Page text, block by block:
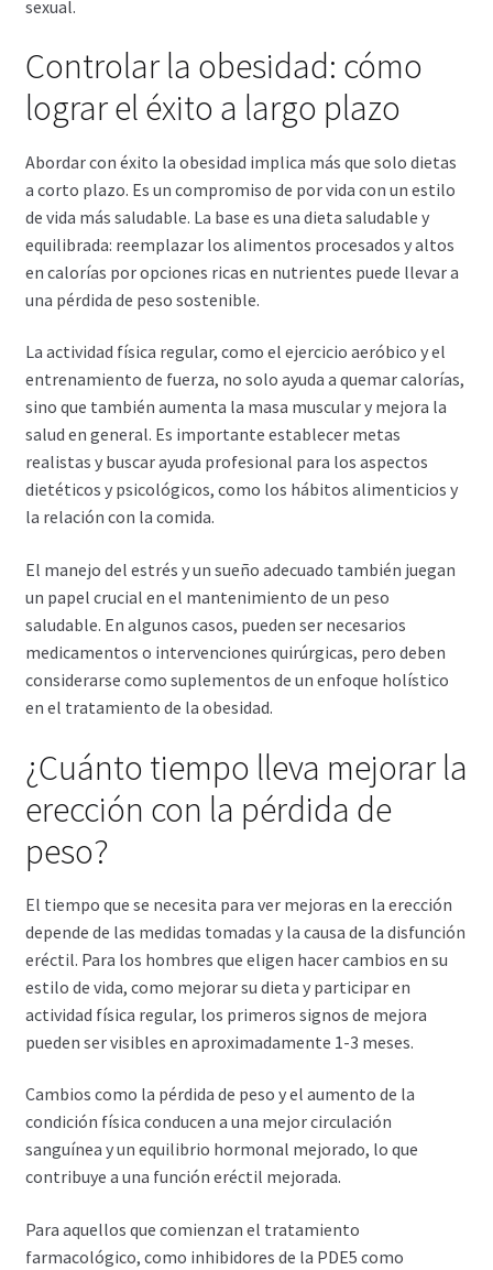
sexual.
Controlar la obesidad: cómo
lograr el éxito a largo plazo
Abordar con éxito la obesidad implica más que solo dietas
a corto plazo. Es un compromiso de por vida con un estilo
de vida más saludable. La base es una dieta saludable y
equilibrada: reemplazar los alimentos procesados y altos
en calorías por opciones ricas en nutrientes puede llevar a
una pérdida de peso sostenible.
La actividad física regular, como el ejercicio aeróbico y el
entrenamiento de fuerza, no solo ayuda a quemar calorías,
sino que también aumenta la masa muscular y mejora la
salud en general. Es importante establecer metas
realistas y buscar ayuda profesional para los aspectos
dietéticos y psicológicos, como los hábitos alimenticios y
la relación con la comida.
El manejo del estrés y un sueño adecuado también juegan
un papel crucial en el mantenimiento de un peso
saludable. En algunos casos, pueden ser necesarios
medicamentos o intervenciones quirúrgicas, pero deben
considerarse como suplementos de un enfoque holístico
en el tratamiento de la obesidad.
¿Cuánto tiempo lleva mejorar la
erección con la pérdida de
peso?
El tiempo que se necesita para ver mejoras en la erección
depende de las medidas tomadas y la causa de la disfunción
eréctil. Para los hombres que eligen hacer cambios en su
estilo de vida, como mejorar su dieta y participar en
actividad física regular, los primeros signos de mejora
pueden ser visibles en aproximadamente 1-3 meses.
Cambios como la pérdida de peso y el aumento de la
condición física conducen a una mejor circulación
sanguínea y un equilibrio hormonal mejorado, lo que
contribuye a una función eréctil mejorada.
Para aquellos que comienzan el tratamiento
farmacológico, como inhibidores de la PDE5 como